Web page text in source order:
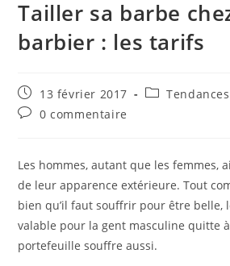
Tailler sa barbe
barbier : les tarifs
Publication
publiée :
13 février 2017
Post
Commentaires
publication :
0 commentaire
Les hommes, autant que les femmes,
de leur apparence extérieure. Tout
bien qu’il faut souffrir pour être belle,
valable pour la gent masculine quitte
portefeuille souffre aussi.